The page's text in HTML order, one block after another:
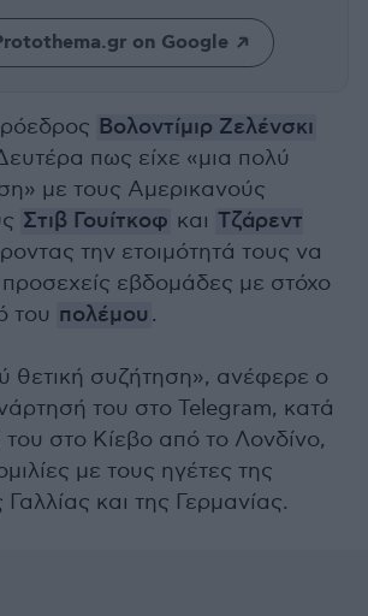
on Google
Βολοντίμιρ Ζελένσκι
πως είχε «μια πολύ
με τους Aμερικανούς
Στιβ Γουίτκοφ και Τζάρεντ
την ετοιμότητά τους να
προσεχείς εβδομάδες με στόχο
του πολέμου .
θετική συζήτηση», ανέφερε ο
του στο Telegram, κατά
στο Κίεβο από το Λονδίνο,
με τους ηγέτες της
Γαλλίας και της Γερμανίας.